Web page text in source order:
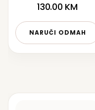
130.00 KM
NARUČI ODMAH